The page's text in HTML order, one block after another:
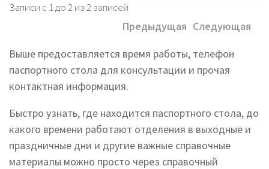
Записи с 1 до 2 из 2 записей
Предыдущая Следующая
Выше предоставляется время работы, телефон
паспортного стола для консультации и прочая
контактная информация.
Быстро узнать, где находится паспортного стола, до
какого времени работают отделения в выходные и
праздничные дни и другие важные справочные
материалы можно просто через справочный